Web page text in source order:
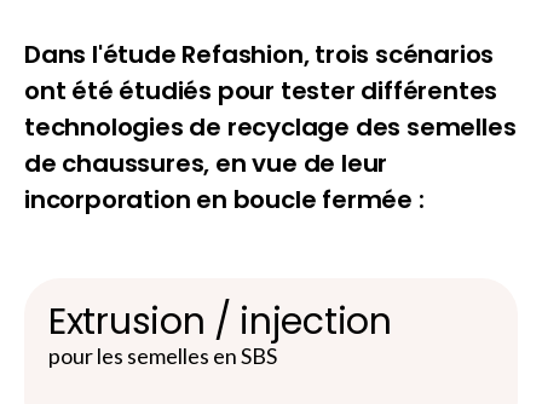
Dans l'étude Refashion, trois scénarios
ont été étudiés pour tester différentes
technologies de recyclage des semelles
de chaussures, en vue de leur
incorporation en boucle fermée :
Extrusion / injection
pour les semelles en SBS